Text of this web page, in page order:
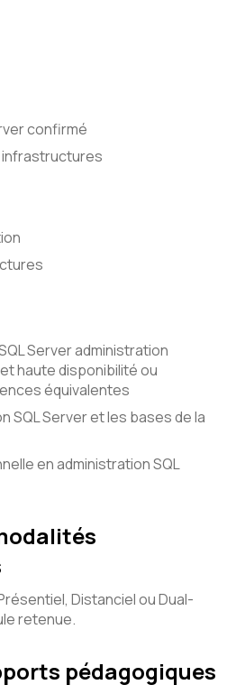
confirmé
Server administration
haute disponibilité ou
équivalentes
SQL Server et les bases de la
en administration SQL
Distanciel ou Dual-
retenue.
pédagogiques